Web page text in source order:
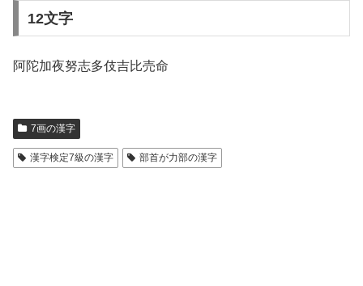
12文字
阿陀加夜努志多伎吉比売命
7画の漢字
漢字検定7級の漢字 部首が力部の漢字